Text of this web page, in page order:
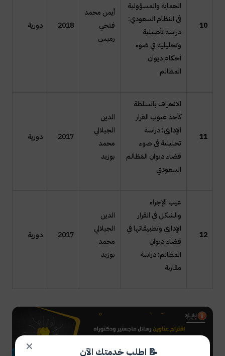
10
الحماية والمسؤولية
في النظام السعودي:
دراسة تأصيلية
وتحليلية في ضوء
أحكام ديوان
المظالم
أيمن محمد
فتحي
رميس
2018 دورية
11
الانحراف بالسلطة
كأحد عيوب القرار
الإداري: دراسة
تحليلية في ضوء
قضاء ديوان المَظالم
السعودي
الدين
الجيلالي
محمد
بوزيد
2017 دورية
12
عيب الإجراء
والشكل في القرار
الإداري وتطبيقاتها في
قضاء ديوان
المظالم: دراسة
مقارنة
الدين
الجيلالي
محمد
بوزيد
2017 دورية
✕ 📝 اطلب خدمتك الآن